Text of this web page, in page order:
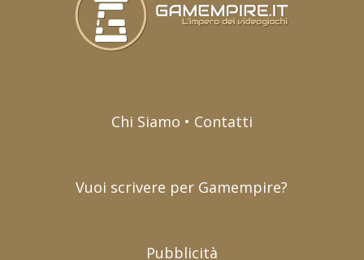
Chi Siamo • Contatti
Vuoi scrivere per Gamempire?
Pubblicità